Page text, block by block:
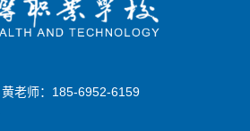
黄老师：185-6952-6159